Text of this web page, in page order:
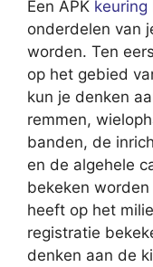
Een APK keuring
onderdelen van
worden. Ten
op het gebied
kun je denken
remmen,
banden, de
en de algehele
bekeken
heeft op het
registratie
denken aan de